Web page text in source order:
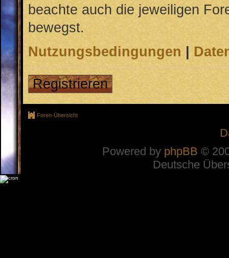
beachte auch die jeweiligen
bewegst.
Nutzungsbedingungen|
Registrieren
Foren-Übersicht
Powered by phpBB ©
Deutsche